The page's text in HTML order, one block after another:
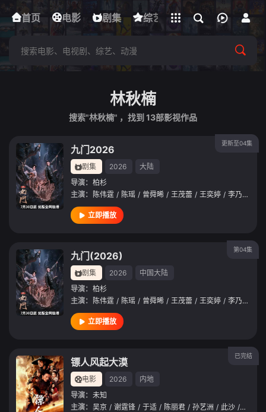
首页 电影 剧集 综艺 动漫 短剧
下载客户端
立即登录
林秋楠
搜索"林秋楠" ，找到 13部影视作品
更新至04集
九门2026
剧集 2026
大陆
导演： 柏杉
主演：
陈伟霆 / 陈瑶 / 曾舜晞 / 王茂蕾 / 王奕婷 / 李乃文
立即播放
第04集
九门(2026)
剧集 2026
中国大陆
导演： 柏杉
主演：
陈伟霆 / 陈瑶 / 曾舜晞 / 王茂蕾 / 王奕婷 / 李乃文
立即播放
已完结
镖人风起大漠
电影 2026
内地
导演： 未知
主演： 吴京 / 谢霆锋 / 于适 / 陈丽君 / 孙艺洲 / 此沙 / 李云霄